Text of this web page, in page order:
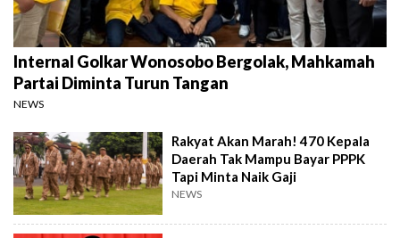
Internal Golkar Wonosobo Bergolak, Mahkamah
Partai Diminta Turun Tangan
NEWS
Rakyat Akan Marah! 470 Kepala
Daerah Tak Mampu Bayar PPPK
Tapi Minta Naik Gaji
NEWS